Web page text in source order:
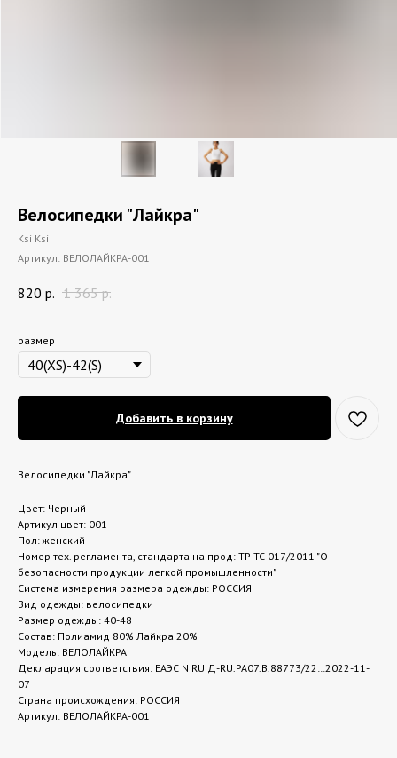
Велосипедки "Лайкра"
Ksi Ksi
Артикул: ВЕЛОЛАЙКРА-001
820 р. 1 365 р.
размер
Добавить в корзину
Велосипедки "Лайкра"
Цвет: Черный
Артикул цвет: 001
Пол: женский
Номер тех. регламента, стандарта на прод: ТР ТС 017/2011 "О
безопасности продукции легкой промышленности"
Система измерения размера одежды: РОССИЯ
Вид одежды: велосипедки
Размер одежды: 40-48
Состав: Полиамид 80% Лайкра 20%
Модель: ВЕЛОЛАЙКРА
Декларация соответствия: ЕАЭС N RU Д-RU.РА07.В.88773/22:::2022-11-
07
Страна происхождения: РОССИЯ
Артикул: ВЕЛОЛАЙКРА-001